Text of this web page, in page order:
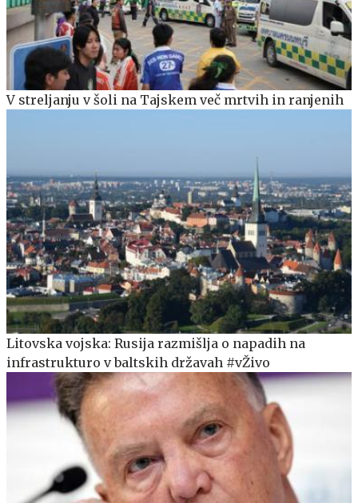
V streljanju v šoli na Tajskem več mrtvih in ranjenih
Litovska vojska: Rusija razmišlja o napadih na
infrastrukturo v baltskih državah #vŽivo